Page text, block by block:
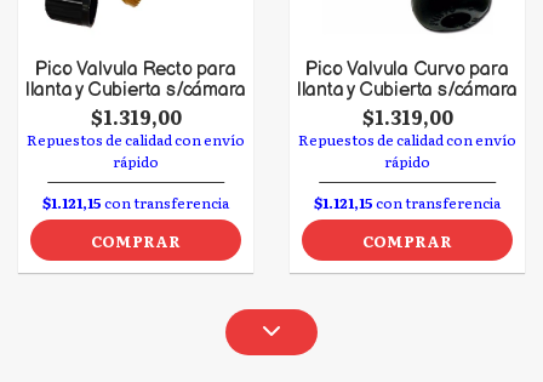
Pico Valvula Recto para
llanta y Cubierta s/cámara
$1.319,00
Repuestos de calidad con envío
rápido
$1.121,15con transferencia
COMPRAR
Pico Valvula Curvo para
llanta y Cubierta s/cámara
$1.319,00
Repuestos de calidad con envío
rápido
$1.121,15con transferencia
COMPRAR